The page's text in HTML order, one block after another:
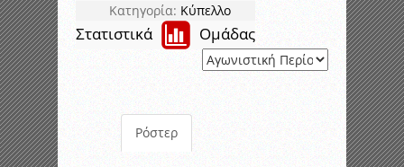
Κατηγορία: Κύπελλο
Στατιστικά Ομάδας
Ρόστερ